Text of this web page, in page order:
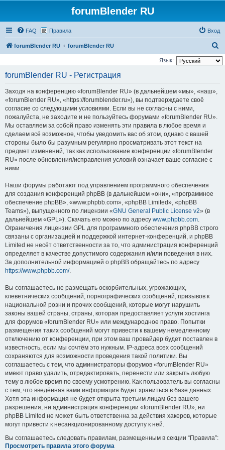
forumBlender RU
FAQ Правила Вход
forumBlender RU forumBlender RU
о
Язык:
forumBlender RU - Регистрация
Заходя на конференцию «forumBlender RU» (в дальнейшем «мы», «наш»,
«forumBlender RU», «https://forumblender.ru»), вы подтверждаете своё
согласие со следующими условиями. Если вы не согласны с ними,
пожалуйста, не заходите и не пользуйтесь форумами «forumBlender RU».
Мы оставляем за собой право изменять эти правила в любое время и
сделаем всё возможное, чтобы уведомить вас об этом, однако с вашей
стороны было бы разумным регулярно просматривать этот текст на
предмет изменений, так как использование конференции «forumBlender
RU» после обновления/исправления условий означает ваше согласие с
ними.
Наши форумы работают под управлением программного обеспечения
для создания конференций phpBB (в дальнейшем «они», «программное
обеспечение phpBB», «www.phpbb.com», «phpBB Limited», «phpBB
Teams»), выпущенного по лицензии «GNU General Public License v2» (в
дальнейшем «GPL»). Скачать его можно по адресу www.phpbb.com.
Ограничения лицензии GPL для программного обеспечения phpBB строго
связаны с организацией и поддержкой интернет-конференций, и phpBB
Limited не несёт ответственности за то, что администрация конференций
определяет в качестве допустимого содержания и/или поведения в них.
За дополнительной информацией о phpBB обращайтесь по адресу
https://www.phpbb.com/.
Вы соглашаетесь не размещать оскорбительных, угрожающих,
клеветнических сообщений, порнографических сообщений, призывов к
национальной розни и прочих сообщений, которые могут нарушить
законы вашей страны, страны, которая предоставляет услуги хостинга
для форумов «forumBlender RU» или международное право. Попытки
размещения таких сообщений могут привести к вашему немедленному
отключению от конференции, при этом ваш провайдер будет поставлен в
известность, если мы сочтём это нужным. IP-адреса всех сообщений
сохраняются для возможности проведения такой политики. Вы
соглашаетесь с тем, что администраторы форумов «forumBlender RU»
имеют право удалить, отредактировать, перенести или закрыть любую
тему в любое время по своему усмотрению. Как пользователь вы согласны
с тем, что введённая вами информация будет храниться в базе данных.
Хотя эта информация не будет открыта третьим лицам без вашего
разрешения, ни администрация конференции «forumBlender RU», ни
phpBB Limited не может быть ответственна за действия хакеров, которые
могут привести к несанкционированному доступу к ней.
Вы соглашаетесь следовать правилам, размещенным в секции “Правила”:
Просмотреть правила этого форума